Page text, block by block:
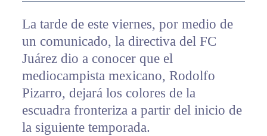
La tarde de este viernes, por medio de
un comunicado, la directiva del FC
Juárez dio a conocer que el
mediocampista mexicano, Rodolfo
Pizarro, dejará los colores de la
escuadra fronteriza a partir del inicio de
la siguiente temporada.